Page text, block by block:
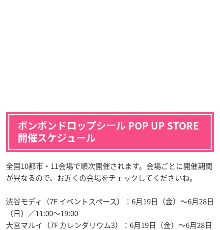
ボンボンドロップシール POP UP STORE
開催スケジュール
全国10都市・11会場で順次開催されます。会場ごとに開催期間
が異なるので、お近くの会場をチェックしてくださいね。
渋谷モディ（7F イベントスペース）：6月19日（金）〜6月28日
（日）／11:00〜19:00
大宮マルイ（7F カレンダリウム3）：6月19日（金）〜6月28日